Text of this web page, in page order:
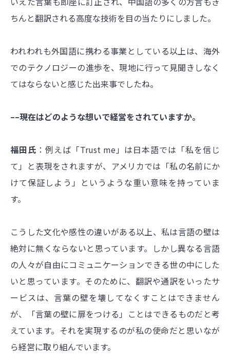
ちんと翻訳される高度な技術を目の当たりにしました。
われわれも外国語に携わる事業としている以上は、海外
でのテクノロジーの進歩を、現地に行って見聞きしなく
てはならないと感じた出来事でしたね。
––現在はどのような想いで経営をされていますか。
福田氏 ：例えば「Trust me」は日本語では「私を信じ
て」と表現をされますが、アメリカでは「私の名前にか
けて保証しよう」というような重い意味を持っていま
す。
こうした文化や感性の違いがある以上、私は言語の壁は
絶対に無くならないと思っています。しかし異なる言語
の人々が自由にコミュニケーションできる世の中にした
いと思っています。そのために、翻訳や通訳をいったサ
ービスは、言葉の壁を壊してなくすことはできません
が、「言葉の壁に扉をつける」ことはできるものだと考
えています。それを実現するのが私の使命だと思いなが
ら経営に取り組んでいます。